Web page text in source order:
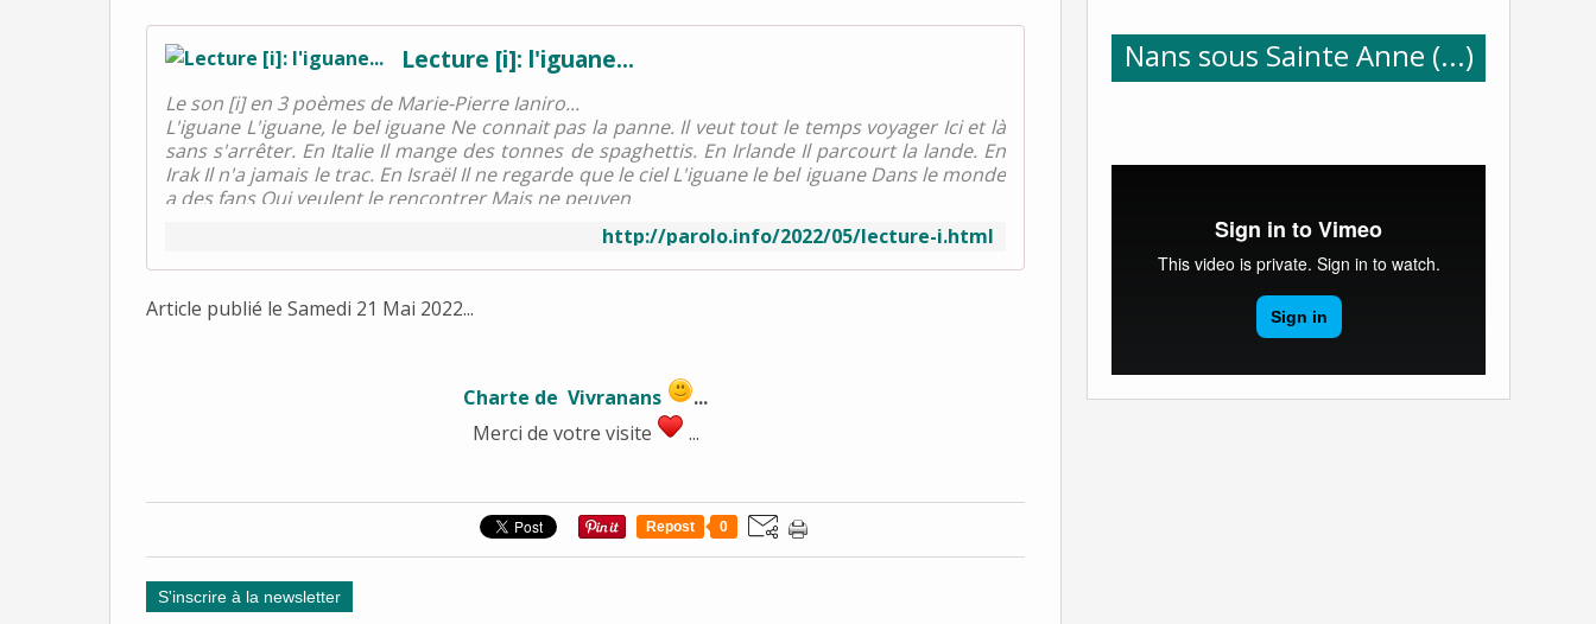
Nans sous Sainte Anne (...)
Lecture [i]: l'iguane...
Le son [i] en 3 poèmes de Marie-Pierre Ianiro...
L'iguane L'iguane, le bel iguane Ne connait pas la panne. Il veut tout le temps voyager Ici et là
sans s'arrêter. En Italie Il mange des tonnes de spaghettis. En Irlande Il parcourt la lande. En
Irak Il n'a jamais le trac. En Israël Il ne regarde que le ciel L'iguane le bel iguane Dans le monde
a des fans Qui veulent le rencontrer Mais ne peuven
http://parolo.info/2022/05/lecture-i.html
Article publié le Samedi 21 Mai 2022...
Charte de Vivranans
...
Merci de votre visite
...
Repost 0
S'inscrire à la newsletter